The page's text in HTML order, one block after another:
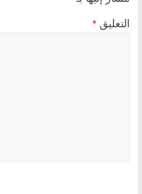
التعليق *